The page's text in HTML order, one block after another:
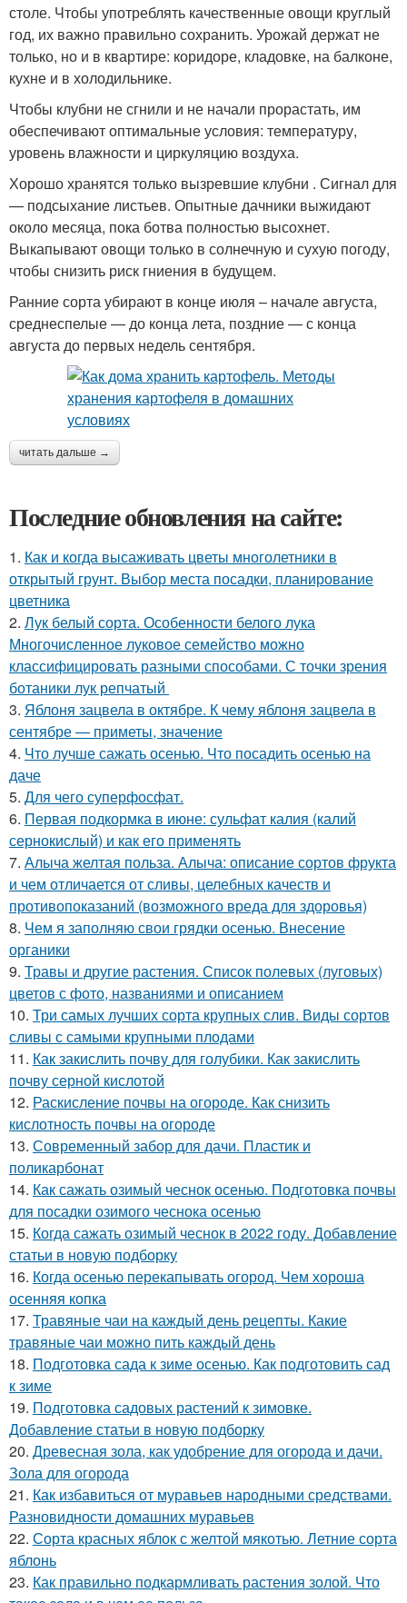
столе. Чтобы употреблять качественные овощи круглый
год, их важно правильно сохранить. Урожай держат не
только, но и в квартире: коридоре, кладовке, на балконе,
кухне и в холодильнике.
Чтобы клубни не сгнили и не начали прорастать, им
обеспечивают оптимальные условия: температуру,
уровень влажности и циркуляцию воздуха.
Хорошо хранятся только вызревшие клубни . Сигнал для
— подсыхание листьев. Опытные дачники выжидают
около месяца, пока ботва полностью высохнет.
Выкапывают овощи только в солнечную и сухую погоду,
чтобы снизить риск гниения в будущем.
Ранние сорта убирают в конце июля – начале августа,
среднеспелые — до конца лета, поздние — с конца
августа до первых недель сентября.
читать дальше →
Последние обновления на сайте:
1. Как и когда высаживать цветы многолетники в
открытый грунт. Выбор места посадки, планирование
цветника
2. Лук белый сорта. Особенности белого лука
Многочисленное луковое семейство можно
классифицировать разными способами. С точки зрения
ботаники лук репчатый
3. Яблоня зацвела в октябре. К чему яблоня зацвела в
сентябре — приметы, значение
4. Что лучше сажать осенью. Что посадить осенью на
даче
5. Для чего суперфосфат.
6. Первая подкормка в июне: сульфат калия (калий
сернокислый) и как его применять
7. Алыча желтая польза. Алыча: описание сортов фрукта
и чем отличается от сливы, целебных качеств и
противопоказаний (возможного вреда для здоровья)
8. Чем я заполняю свои грядки осенью. Внесение
органики
9. Травы и другие растения. Список полевых (луговых)
цветов с фото, названиями и описанием
10. Три самых лучших сорта крупных слив. Виды сортов
сливы с самыми крупными плодами
11. Как закислить почву для голубики. Как закислить
почву серной кислотой
12. Раскисление почвы на огороде. Как снизить
кислотность почвы на огороде
13. Современный забор для дачи. Пластик и
поликарбонат
14. Как сажать озимый чеснок осенью. Подготовка почвы
для посадки озимого чеснока осенью
15. Когда сажать озимый чеснок в 2022 году. Добавление
статьи в новую подборку
16. Когда осенью перекапывать огород. Чем хороша
осенняя копка
17. Травяные чаи на каждый день рецепты. Какие
травяные чаи можно пить каждый день
18. Подготовка сада к зиме осенью. Как подготовить сад
к зиме
19. Подготовка садовых растений к зимовке.
Добавление статьи в новую подборку
20. Древесная зола, как удобрение для огорода и дачи.
Зола для огорода
21. Как избавиться от муравьев народными средствами.
Разновидности домашних муравьев
22. Сорта красных яблок с желтой мякотью. Летние сорта
яблонь
23. Как правильно подкармливать растения золой. Что